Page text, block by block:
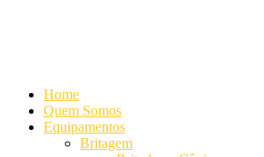
Home
Quem Somos
Equipamentos
Britagem